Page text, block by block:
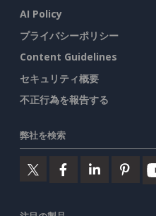
AI Policy
プライバシーポリシー
Content Guidelines
セキュリティ概要
不正行為を報告する
弊社を検索